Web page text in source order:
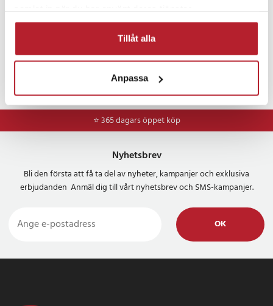
Tillåt alla
Anpassa
⭐ 365 dagars öppet köp
Nyhetsbrev
Bli den första att få ta del av nyheter, kampanjer och exklusiva
erbjudanden Anmäl dig till vårt nyhetsbrev och SMS-kampanjer.
OK